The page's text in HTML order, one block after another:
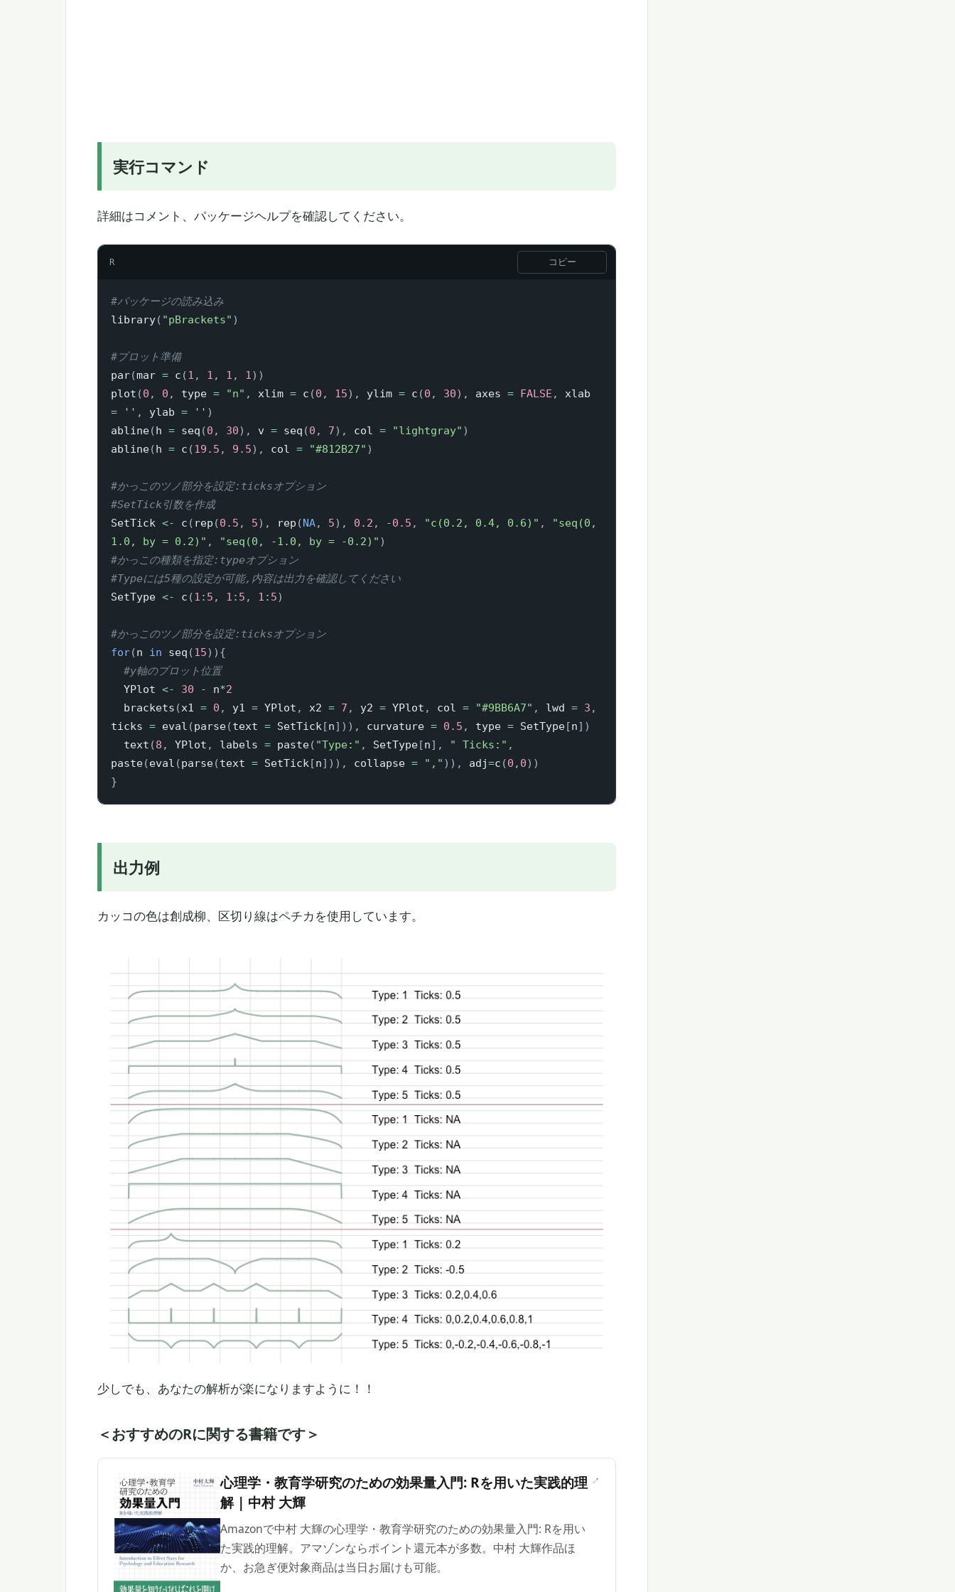
実行コマンド
詳細はコメント、パッケージヘルプを確認してください。
R コピー
#パッケージの読み込み
library( "pBrackets" )
#プロット準備
par(mar = c (1 , 1 , 1 , 1) )
plot (0 , 0 , type = "n" , xlim = c (0 , 15) , ylim = c (0 , 30) , axes = FALSE ,
=
'' , ylab = '' )
abline( h = seq (0 , 30) , v = seq (0 , 7) , col = "lightgray" )
abline( h = c (19.5 , 9.5) , col = "#812B27" )
#かっこのツノ部分を設定:ticksオプション
#SetTick引数を作成
SetTick <- c ( rep (0.5 , 5) , rep ( NA, 5) , 0.2 , -0.5 , "c(0.2, 0.4, 0.6)" ,
"seq(0,
1.0, by = 0.2)" , "seq(0, -1.0, by = -0.2)" )
#かっこの種類を指定:typeオプション
#Typeには5種の設定が可能,内容は出力を確認してください
SetType <- c (1 : 5 , 1 : 5 , 1 : 5)
#かっこのツノ部分を設定:ticksオプション
for(n in seq (15) ) {
#y軸のプロット位置
  YPlot
<- 30 - n*2
  brackets
(x1 = 0 , y1 = YPlot , x2 = 7 , y2 = YPlot , col = "#9BB6A7" , lwd = 3 ,
ticks = eval (parse(text = SetTick [n] ) ) , curvature = 0.5 , type = SetType [n] )
  text
(8 , YPlot , labels = paste( "Type:" , SetType [n] , " Ticks:" ,
paste(eval (parse(text = SetTick [n] ) ) , collapse = "," ) ) , adj=c (0 , 0) )
}
出力例
カッコの色は創成柳、区切り線はペチカを使用しています。
少しでも、あなたの解析が楽になりますように！！
＜おすすめのRに関する書籍です＞
心理学・教育学研究のための効果量入門: Rを用いた実践的理
解 | 中村 大輝
Amazonで中村 大輝の心理学・教育学研究のための効果量入門: Rを用い
た実践的理解。アマゾンならポイント還元本が多数。中村 大輝作品ほ
か、お急ぎ便対象商品は当日お届けも可能。